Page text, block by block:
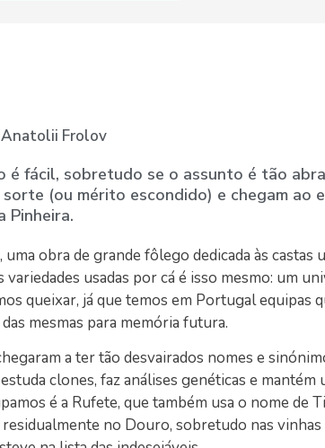
Frolov
é fácil, sobretudo se o assunto é tão
(ou mérito escondido) e chegam ao
Pinheira.
obra de grande fôlego dedicada às castas
usadas por cá é isso mesmo: um
queixar, já que temos em Portugal equipas
mesmas para memória futura.
a ter tão desvairados nomes e
clones, faz análises genéticas e
é a Rufete, que também usa o nome de
no Douro, sobretudo nas